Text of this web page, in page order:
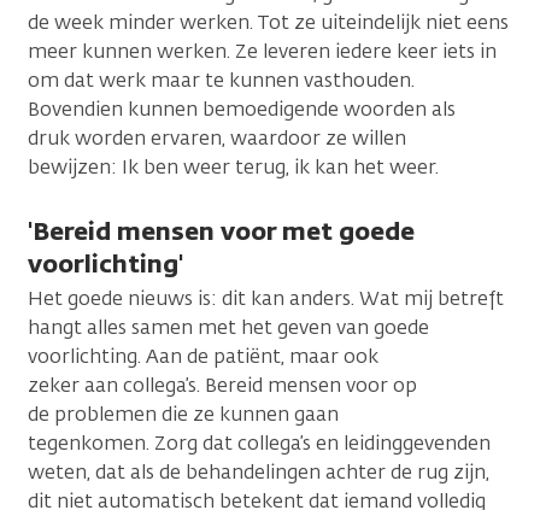
de week minder werken. Tot ze uiteindelijk niet eens
meer kunnen werken. Ze leveren iedere keer iets in
om dat werk maar te kunnen vasthouden.
Bovendien kunnen bemoedigende woorden als
druk worden ervaren, waardoor ze willen
bewijzen: Ik ben weer terug, ik kan het weer.
'Bereid mensen voor met goede
voorlichting'
Het goede nieuws is: dit kan anders. Wat mij betreft
hangt alles samen met het geven van goede
voorlichting. Aan de patiënt, maar ook
zeker aan collega’s. Bereid mensen voor op
de problemen die ze kunnen gaan
tegenkomen. Zorg dat collega’s en leidinggevenden
weten, dat als de behandelingen achter de rug zijn,
dit niet automatisch betekent dat iemand volledig